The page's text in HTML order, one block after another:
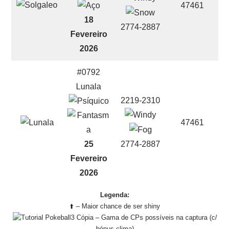
18
Fevereiro
2026
2774-2887
47461
#0792
Lunala
25
Fevereiro
2026
2219-2310
2774-2887
47461
Legenda:
⬆️ – Maior chance de ser shiny
– Gama de CPs possíveis na captura (c/